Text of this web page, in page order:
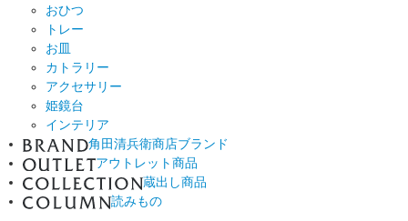
おひつ
トレー
お皿
カトラリー
アクセサリー
姫鏡台
インテリア
角田清兵衛商店ブランド
アウトレット商品
蔵出し商品
読みもの